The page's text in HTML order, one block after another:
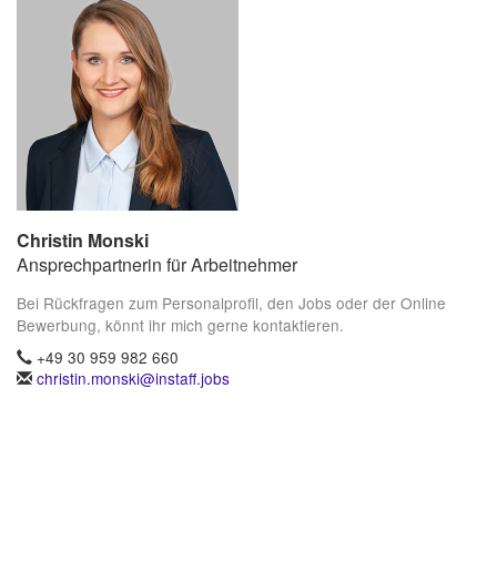
Christin Monski
Ansprechpartnerin für Arbeitnehmer
Bei Rückfragen zum Personalprofil, den Jobs oder der Online
Bewerbung, könnt ihr mich gerne kontaktieren.
+49 30 959 982 660
christin.monski@instaff.jobs